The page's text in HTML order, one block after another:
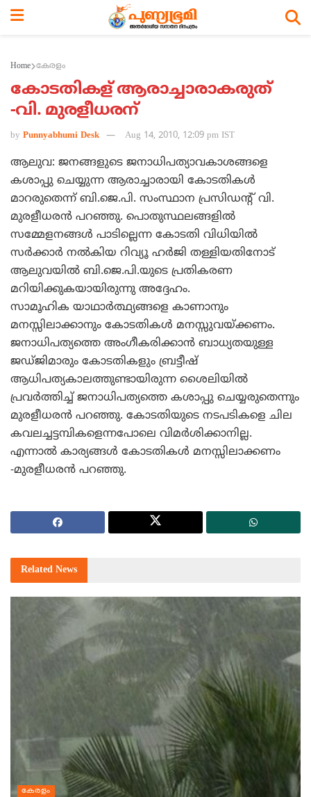
Home കേരളം
കോടതികള് ആരാച്ചാരാകരുത്
-വി. മുരളീധരന്
by Punnyabhumi Desk Aug 14, 2010, 12:09 pm IST
ആലുവ: ജനങ്ങളുടെ ജനാധിപത്യാവകാശങ്ങളെ
കശാപ്പു ചെയ്യുന്ന ആരാച്ചാരായി കോടതികള്‍
മാറരുതെന്ന് ബി.ജെ.പി. സംസ്ഥാന പ്രസിഡന്റ് വി.
മുരളീധരന്‍ പറഞ്ഞു. പൊതുസ്ഥലങ്ങളില്‍
സമ്മേളനങ്ങള്‍ പാടില്ലെന്ന കോടതി വിധിയില്‍
സര്‍ക്കാര്‍ നല്‍കിയ റിവ്യൂ ഹര്‍ജി തള്ളിയതിനോട്
ആലുവയില്‍ ബി.ജെ.പി.യുടെ പ്രതികരണ
മറിയിക്കുകയായിരുന്നു അദ്ദേഹം.
സാമൂഹിക യാഥാര്‍ത്ഥ്യങ്ങളെ കാണാനും
മനസ്സിലാക്കാനും കോടതികള്‍ മനസ്സുവയ്ക്കണം.
ജനാധിപത്യത്തെ അംഗീകരിക്കാന്‍ ബാധ്യതയുള്ള
ജഡ്ജിമാരും കോടതികളും ബ്രട്ടീഷ്
ആധിപത്യകാലത്തുണ്ടായിരുന്ന ശൈലിയില്‍
പ്രവര്‍ത്തിച്ച് ജനാധിപത്യത്തെ കശാപ്പു ചെയ്യരുതെന്നും
മുരളീധരന്‍ പറഞ്ഞു. കോടതിയുടെ നടപടികളെ ചില
കവലച്ചട്ടമ്പികളെന്നപോലെ വിമര്‍ശിക്കാനില്ല.
എന്നാല്‍ കാര്യങ്ങള്‍ കോടതികള്‍ മനസ്സിലാക്കണം
-മുരളീധരന്‍ പറഞ്ഞു.
Related News
കേരളം